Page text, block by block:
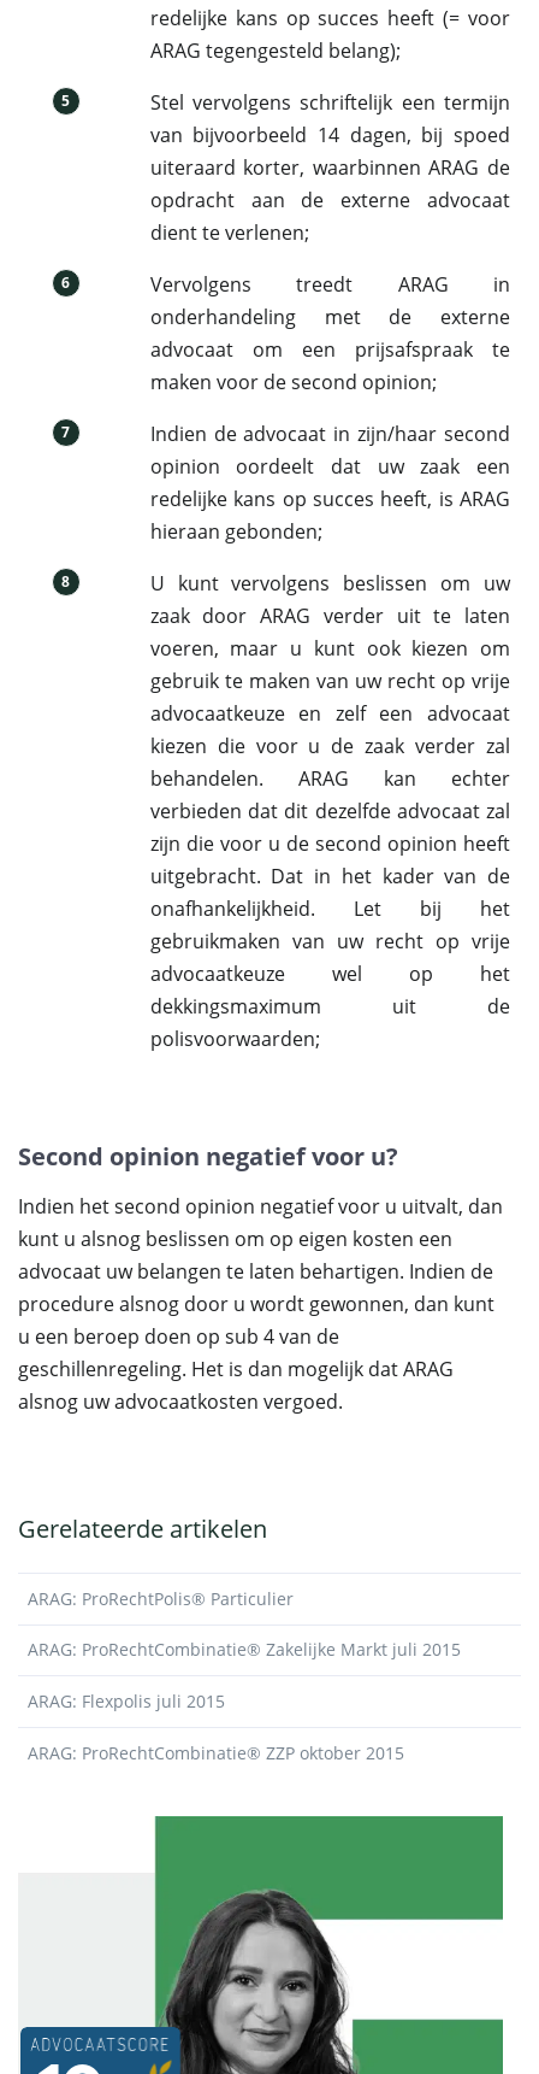
redelijke kans op succes heeft (= voor
ARAG tegengesteld belang);
5
Stel vervolgens schriftelijk een termijn
van bijvoorbeeld 14 dagen, bij spoed
uiteraard korter, waarbinnen ARAG de
opdracht aan de externe advocaat
dient te verlenen;
6
Vervolgens treedt ARAG in
onderhandeling met de externe
advocaat om een prijsafspraak te
maken voor de second opinion;
7
Indien de advocaat in zijn/haar second
opinion oordeelt dat uw zaak een
redelijke kans op succes heeft, is ARAG
hieraan gebonden;
8
U kunt vervolgens beslissen om uw
zaak door ARAG verder uit te laten
voeren, maar u kunt ook kiezen om
gebruik te maken van uw recht op vrije
advocaatkeuze en zelf een advocaat
kiezen die voor u de zaak verder zal
behandelen. ARAG kan echter
verbieden dat dit dezelfde advocaat zal
zijn die voor u de second opinion heeft
uitgebracht. Dat in het kader van de
onafhankelijkheid. Let bij het
gebruikmaken van uw recht op vrije
advocaatkeuze wel op het
dekkingsmaximum uit de
polisvoorwaarden;
Second opinion negatief voor u?
Indien het second opinion negatief voor u uitvalt, dan
kunt u alsnog beslissen om op eigen kosten een
advocaat uw belangen te laten behartigen. Indien de
procedure alsnog door u wordt gewonnen, dan kunt
u een beroep doen op sub 4 van de
geschillenregeling. Het is dan mogelijk dat ARAG
alsnog uw advocaatkosten vergoed.
Gerelateerde artikelen
ARAG: ProRechtPolis® Particulier
ARAG: ProRechtCombinatie® Zakelijke Markt juli 2015
ARAG: Flexpolis juli 2015
ARAG: ProRechtCombinatie® ZZP oktober 2015